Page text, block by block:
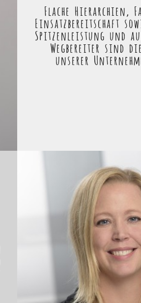
Flache Hierarchien,
Einsatzbereitschaft
Spitzenleistung und
Wegbereiter sind
unserer